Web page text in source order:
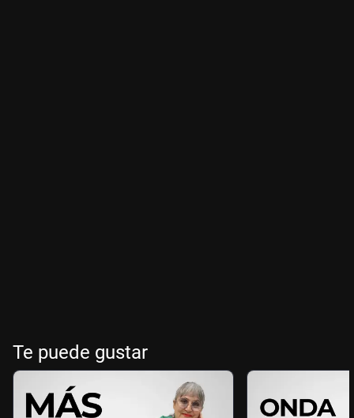
Te puede gustar